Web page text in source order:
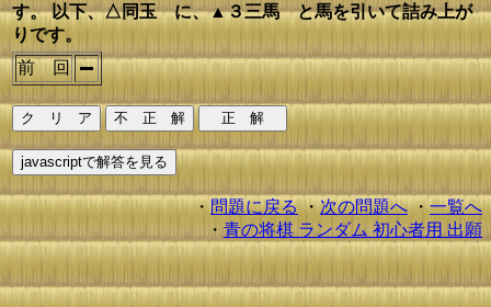
す。 以下、△同玉 に、▲３三馬 と馬を引いて詰み上が
りです。
前 回
・問題に戻る・次の問題へ・一覧へ
・ 青の将棋 ランダム 初心者用 出願